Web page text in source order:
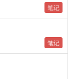
笔记
笔记